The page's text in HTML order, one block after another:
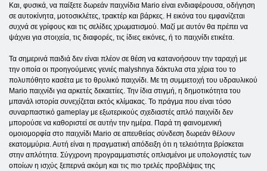
Και, φυσικά, να παίξετε δωρεάν παιχνίδια Mario είναι ενδιαφέρουσα, οδήγηση
σε αυτοκίνητα, μοτοσικλέτες, τρακτέρ και βάρκες. Η εικόνα του εμφανίζεται
συχνά σε γρίφους και τις σελίδες χρωματισμού. Μαζί με αυτόν θα πρέπει να
ψάχνει για στοιχεία, τις διαφορές, τις ίδιες εικόνες, ή το παιχνίδι ετικέτα.
Τα σημερινά παιδιά δεν είναι πλέον σε θέση να κατανοήσουν την ταραχή με
την οποία οι προηγούμενες γενιές malyshnya δάκτυλα στα χέρια του το
πολυπόθητο κασέτα με το θρυλικό παιχνίδι. Με τη συμμετοχή του υδραυλικού
Mario παιχνίδι για αρκετές δεκαετίες. Την ίδια στιγμή, η δημοτικότητα του
μπανάλ ιστορία συνεχίζεται εκτός κλίμακας. Το πράγμα που είναι τόσο
συναρπαστικό gameplay με εξωτερικούς σχεδιαστές απλό παιχνίδι δεν
μπορούσε να καθοριστεί σε αυτήν την ημέρα. Παρά τη φαινομενική
ομοιομορφία στο παιχνίδι Mario σε απευθείας σύνδεση δωρεάν θέλουν
εκατομμύρια. Αυτή είναι η πραγματική απόδειξη ότι η τελειότητα βρίσκεται
στην απλότητα. Σύγχρονη προγραμματιστές οπλισμένοι με υπολογιστές των
οποίων η ισχύς ξεπερνά ακόμη και τις πιο τρελές προβλέψεις της